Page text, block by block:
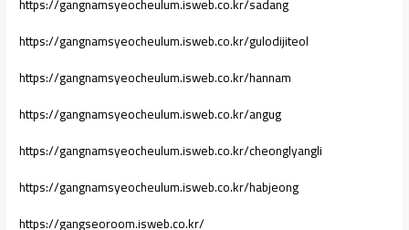
https://gangnamsyeocheulum.isweb.co.kr/sadang
https://gangnamsyeocheulum.isweb.co.kr/gulodijiteol
https://gangnamsyeocheulum.isweb.co.kr/hannam
https://gangnamsyeocheulum.isweb.co.kr/angug
https://gangnamsyeocheulum.isweb.co.kr/cheonglyangli
https://gangnamsyeocheulum.isweb.co.kr/habjeong
https://gangseoroom.isweb.co.kr/